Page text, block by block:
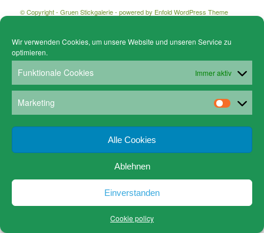
Wir verwenden Cookies, um unsere Website und unseren Service zu
optimieren.
Funktionale Cookies Immer aktiv
Marketing
Alle Cookies
Ablehnen
Einverstanden
Cookie policy
© Copyright - Gruen Stickgalerie - powered by Enfold WordPress Theme
Versandkosten